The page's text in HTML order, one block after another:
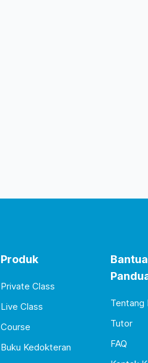
Produk
Private Class
Live Class
Course
Buku Kedokteran
Tentang
Tutor
FAQ